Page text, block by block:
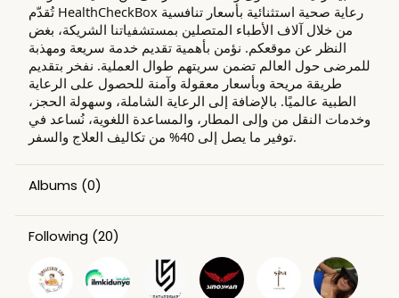
تُقدّم HealthCheckBox رعاية صحية استثنائية بأسعار تنافسية
من خلال آلاف الأطباء المتصلين بمستشفياتنا الشريكة، بغض
النظر عن موقعكم. نؤمن بأهمية تقديم خدمة سريعة ومهذبة
للمرضى حول العالم تضمن سريتهم طوال العملية. نفخر بتقديم
طريقة مريحة وبأسعار معقولة وآمنة للحصول على الرعاية
الطبية عالميًا. بالإضافة إلى الرعاية الشاملة، وسهولة الحجز،
وخدمات النقل من وإلى المطار، والمساعدة اللغوية، نُساعد في
توفير ما يصل إلى 40% من تكاليف العلاج والسفر.
Albums (0)
Following (20)